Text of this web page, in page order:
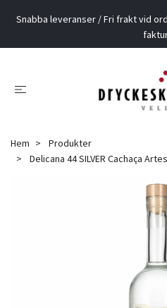
Snabba leveranser / Fri frakt vid
Hem
Produkter
Delicana 44 SILVER Cachaça